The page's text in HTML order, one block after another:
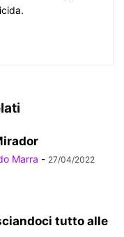
Marra - 27/04/2022
tutto alle